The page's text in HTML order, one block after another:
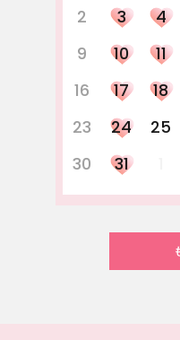
2
3 4
9
10 11
16
17 18
23
24 25
30
31